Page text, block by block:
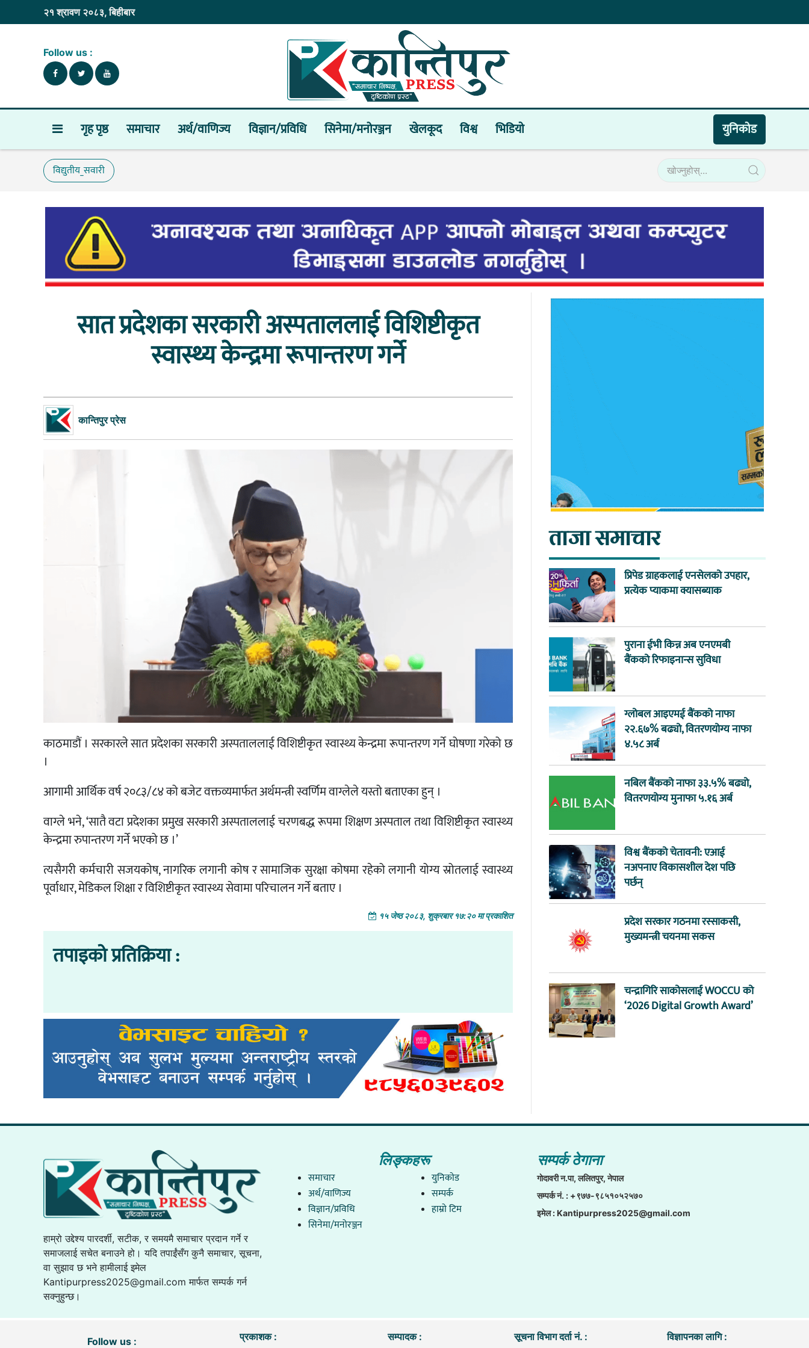
२१ श्रावण २०८३, बिहीबार
Follow us :
गृह पृष्ठ समाचार अर्थ/वाणिज्य विज्ञान/प्रविधि सिनेमा/मनोरञ्जन खेलकूद विश्व भिडियाे युनिकाेड
विद्युतीय_सवारी
सात प्रदेशका सरकारी अस्पताललाई विशिष्टीकृत
स्वास्थ्य केन्द्रमा रूपान्तरण गर्ने
कान्तिपुर प्रेस
काठमाडौं । सरकारले सात प्रदेशका सरकारी अस्पताललाई विशिष्टीकृत स्वास्थ्य केन्द्रमा रूपान्तरण गर्ने घोषणा गरेको छ
।
आगामी आर्थिक वर्ष २०८३/८४ को बजेट वक्तव्यमार्फत अर्थमन्त्री स्वर्णिम वाग्लेले यस्तो बताएका हुन् ।
वाग्ले भने, ‘सातै वटा प्रदेशका प्रमुख सरकारी अस्पताललाई चरणबद्ध रूपमा शिक्षण अस्पताल तथा विशिष्टीकृत स्वास्थ्य
केन्द्रमा रुपान्तरण गर्ने भएको छ ।’
त्यसैगरी कर्मचारी सजयकोष, नागरिक लगानी कोष र सामाजिक सुरक्षा कोषमा रहेको लगानी योग्य स्रोतलाई स्वास्थ्य
पूर्वाधार, मेडिकल शिक्षा र विशिष्टीकृत स्वास्थ्य सेवामा परिचालन गर्ने बताए ।
१५ जेष्ठ २०८३, शुक्रबार १७:२० मा प्रकाशित
तपाइको प्रतिक्रिया :
ताजा समाचार
प्रिपेड ग्राहकलाई एनसेलको उपहार,
प्रत्येक प्याकमा क्यासब्याक
पुराना ईभी किन्न अब एनएमबी
बैंकको रिफाइनान्स सुविधा
ग्लोबल आइएमई बैंकको नाफा
२२.६७% बढ्यो, वितरणयोग्य नाफा
४.५८ अर्ब
नबिल बैंकको नाफा ३३.५% बढ्यो,
वितरणयोग्य मुनाफा ५.१६ अर्ब
विश्व बैंकको चेतावनी: एआई
नअपनाए विकासशील देश पछि
पर्छन्
प्रदेश सरकार गठनमा रस्साकसी,
मुख्यमन्त्री चयनमा सकस
चन्द्रागिरि साकोसलाई WOCCU को
‘2026 Digital Growth Award’
हाम्रो उद्देश्य पारदर्शी, सटीक, र समयमै समाचार प्रदान गर्ने र
समाजलाई सचेत बनाउने हो। यदि तपाईंसँग कुनै समाचार, सूचना,
वा सुझाव छ भने हामीलाई इमेल
Kantipurpress2025@gmail.com मार्फत सम्पर्क गर्न
सक्नुहुन्छ।
लिङ्कहरू
समाचार
अर्थ/वाणिज्य
विज्ञान/प्रविधि
सिनेमा/मनोरञ्जन
युनिकाेड
सम्पर्क
हाम्राे टिम
सम्पर्क ठेगाना
गाेदावरी न.पा, ललितपुर, नेपाल
सम्पर्क नं. : +९७७-९८५१०५२५७०
इमेल :Kantipurpress2025@gmail.com
Follow us : प्रकाशक : सम्पादक : सूचना विभाग दर्ता नं. : विज्ञापनका लागि :